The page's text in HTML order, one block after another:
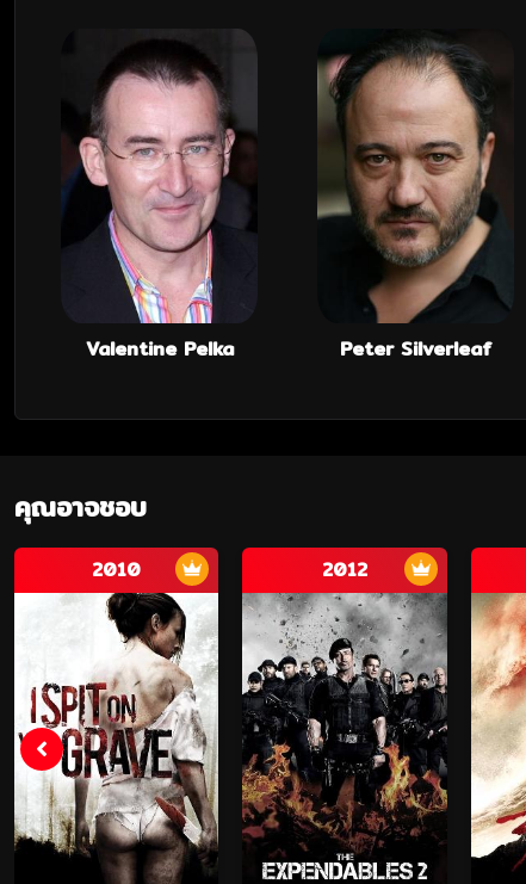
Valentine Pelka Peter Silverleaf
คุณอาจชอบ
2010 2012